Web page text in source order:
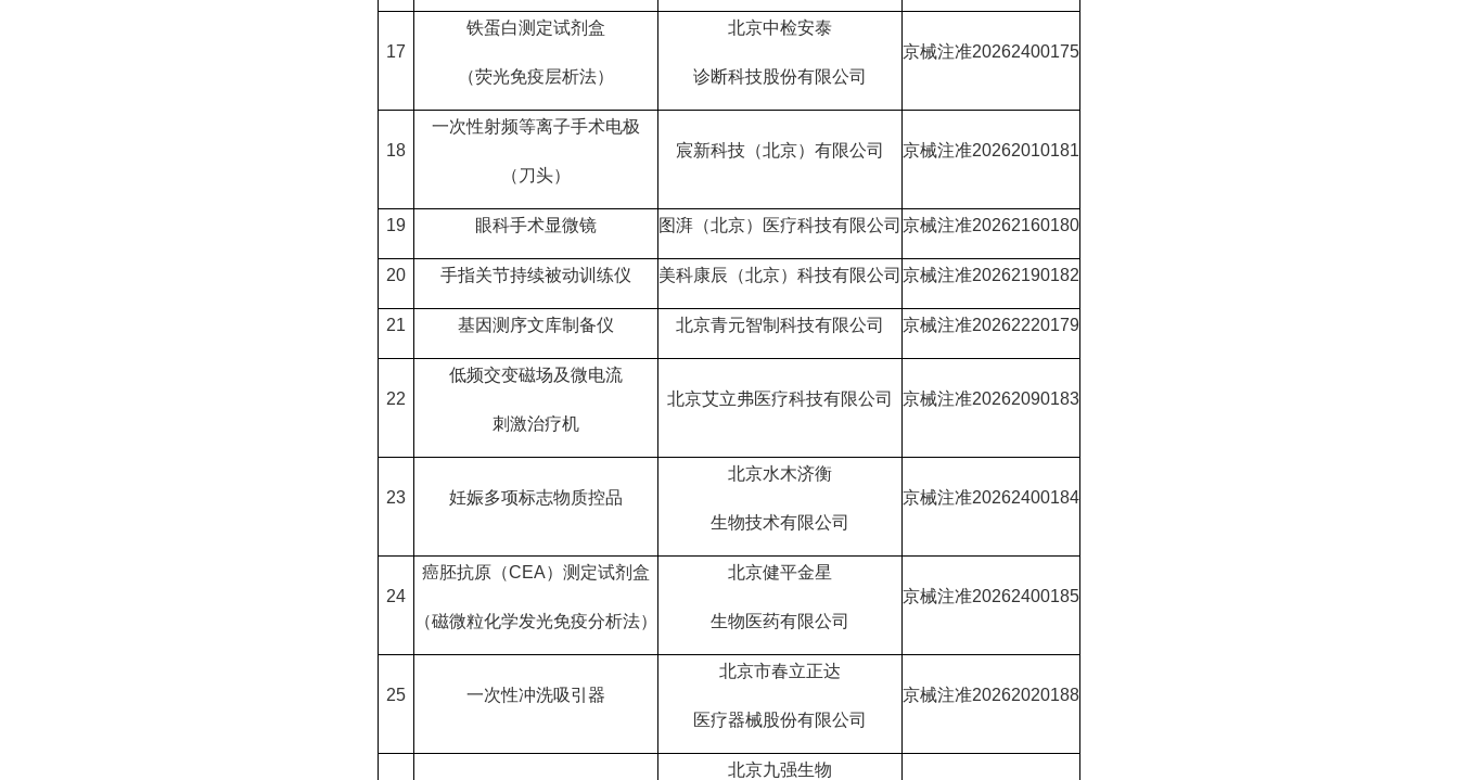
17
铁蛋白测定试剂盒
（荧光免疫层析法）
北京中检安泰
诊断科技股份有限公司
京械注准20262400175
18
一次性射频等离子手术电极
（刀头）
宸新科技（北京）有限公司 京械注准20262010181
19 眼科手术显微镜 图湃（北京）医疗科技有限公司 京械注准20262160180
20 手指关节持续被动训练仪 美科康辰（北京）科技有限公司 京械注准20262190182
21 基因测序文库制备仪 北京青元智制科技有限公司 京械注准20262220179
22
低频交变磁场及微电流
刺激治疗机
北京艾立弗医疗科技有限公司 京械注准20262090183
23 妊娠多项标志物质控品
北京水木济衡
生物技术有限公司
京械注准20262400184
24
癌胚抗原（CEA）测定试剂盒
（磁微粒化学发光免疫分析法）
北京健平金星
生物医药有限公司
京械注准20262400185
25 一次性冲洗吸引器
北京市春立正达
医疗器械股份有限公司
京械注准20262020188
北京九强生物